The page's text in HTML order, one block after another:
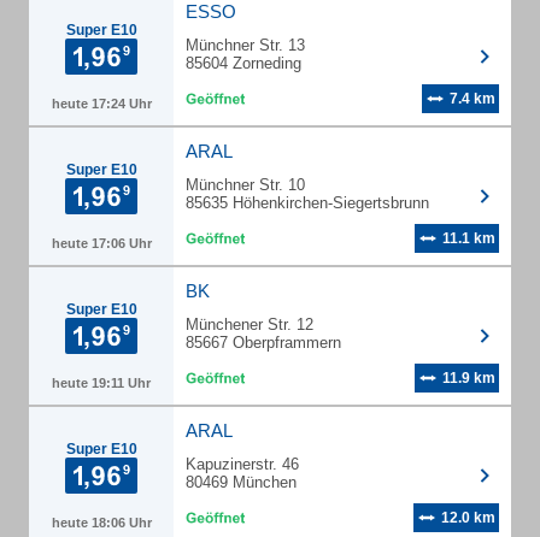
Super E10
heute 17:24 Uhr
ESSO
Münchner Str. 13
85604 Zorneding
7.4 km
Super E10
heute 17:06 Uhr
ARAL
Münchner Str. 10
85635 Höhenkirchen-Siegertsbrunn
11.1 km
Super E10
heute 19:11 Uhr
BK
Münchener Str. 12
85667 Oberpframmern
11.9 km
Super E10
heute 18:06 Uhr
ARAL
Kapuzinerstr. 46
80469 München
12.0 km